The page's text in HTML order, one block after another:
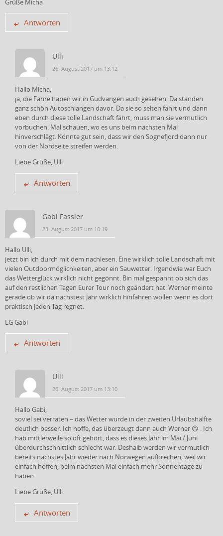
Grüße Micha
Antworten
Ulli
26. August 2017 um 13:12
Hallo Micha,
ja, die Fähre haben wir in Gudvangen auch gesehen. Da standen
ganz schön Autoschlangen davor. Da sie so selten fährt und dann
eben durch diese tolle Landschaft fährt, muss man sie vermutlich
vorbuchen. Mal schauen, wo es uns beim nächsten Mal
hinverschlägt. Könnte gut sein, dass wir den Sognefjord dann nur
von der Nordseite streifen werden.
Liebe Grüße, Ulli
Antworten
Gabi Fassler
23. August 2017 um 10:19
Hallo Ulli,
jetzt bin ich durch mit dem nachlesen. Eine wirklich tolle Landschaft mit
vielen Outdoormöglichkeiten, aber ein Sauwetter. Irgendwie war Euch
das Wetterglück wirklich nicht gegönnt. Bin mal gespannt ob sich das
auf den restlichen Tagen Eurer Tour noch geändert hat. Werner meinte
gerade ob wir da nächstest Jahr wirklich hinfahren wollen wenn es dort
praktisch jeden Tag regnet.
LG Gabi
Antworten
Ulli
26. August 2017 um 13:10
Hallo Gabi,
soviel sei verraten – das Wetter wurde in der zweiten Urlaubshälfte
deutlich besser. Ich hoffe, das überzeugt dann auch Werner 😉 . Ich
hab mittlerweile so oft gehört, dass es dieses Jahr im Mai / Juni
überdurchschnittlich schlecht war. Deshalb werden wir vermutlich
bereits nächstes Jahr wieder nach Norwegen aufbrechen, weil wir
einfach hoffen, beim nächsten Mal einfach mehr Sonnentage zu
haben.
Liebe Grüße, Ulli
Antworten